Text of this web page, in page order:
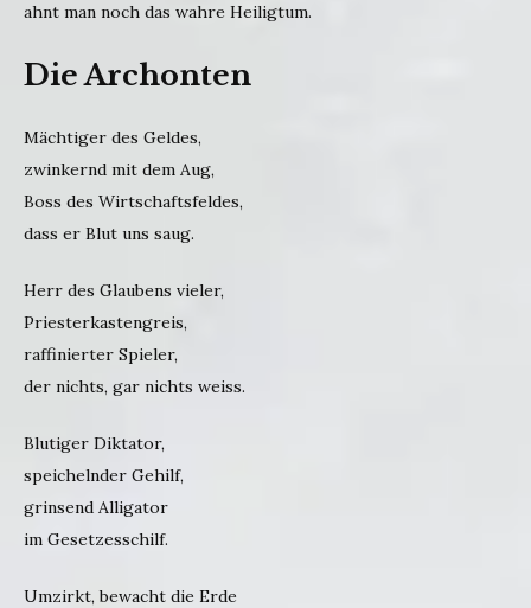
ahnt man noch das wahre Heiligtum.
Die Archonten
Mächtiger des Geldes,
zwinkernd mit dem Aug,
Boss des Wirtschaftsfeldes,
dass er Blut uns saug.
Herr des Glaubens vieler,
Priesterkastengreis,
raffinierter Spieler,
der nichts, gar nichts weiss.
Blutiger Diktator,
speichelnder Gehilf,
grinsend Alligator
im Gesetzesschilf.
Umzirkt, bewacht die Erde